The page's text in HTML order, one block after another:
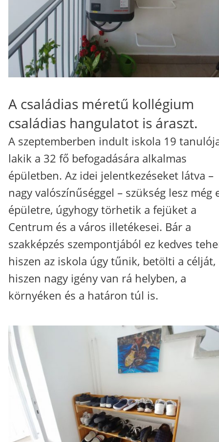
A családias méretű kollégium
családias hangulatot is áraszt.
A szeptemberben indult iskola 19
lakik a 32 fő befogadására alkalmas
épületben. Az idei jelentkezéseket látva –
nagy valószínűséggel – szükség lesz még
épületre, úgyhogy törhetik a fejüket a
Centrum és a város illetékesei. Bár a
szakképzés szempontjából ez kedves
hiszen az iskola úgy tűnik, betölti a célját,
hiszen nagy igény van rá helyben, a
környéken és a határon túl is.